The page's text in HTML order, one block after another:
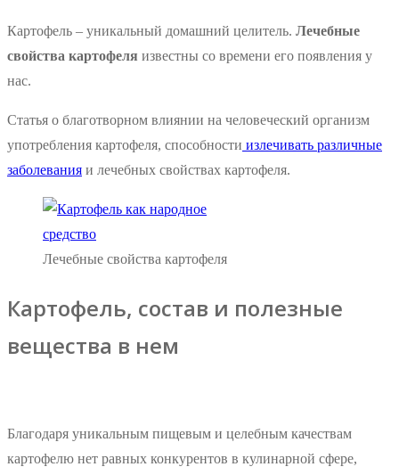
Картофель – уникальный домашний целитель. Лечебные
свойства картофеля известны со времени его появления у
нас.
Статья о благотворном влиянии на человеческий организм
употребления картофеля, способности излечивать различные
заболевания и лечебных свойствах картофеля.
Лечебные свойства картофеля
Картофель, состав и полезные
вещества в нем
Благодаря уникальным пищевым и целебным качествам
картофелю нет равных конкурентов в кулинарной сфере,